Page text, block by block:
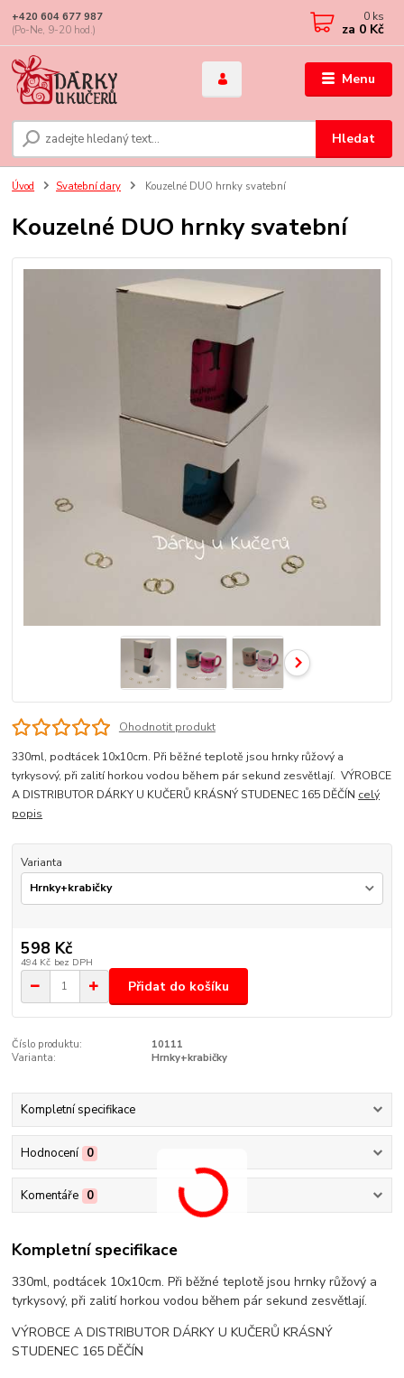
Menu
Hledat
+420 604 677 987
(Po-Ne, 9-20 hod.)
0 ks
za 0 Kč
Úvod Svatební dary Kouzelné DUO hrnky svatební
Kouzelné DUO hrnky svatební
Ohodnotit produkt
330ml, podtácek 10x10cm. Při běžné teplotě jsou hrnky růžový a
tyrkysový, při zalití horkou vodou během pár sekund zesvětlají. VÝROBCE
A DISTRIBUTOR DÁRKY U KUČERŮ KRÁSNÝ STUDENEC 165 DĚČÍN celý
popis
Varianta
598 Kč
494 Kč bez DPH
Přidat do košíku
Číslo produktu:
10111
Varianta:
Hrnky+krabičky
Kompletní specifikace
Hodnocení 0
Komentáře 0
Kompletní specifikace
330ml, podtácek 10x10cm. Při běžné teplotě jsou hrnky růžový a
tyrkysový, při zalití horkou vodou během pár sekund zesvětlají.
VÝROBCE A DISTRIBUTOR DÁRKY U KUČERŮ KRÁSNÝ
STUDENEC 165 DĚČÍN